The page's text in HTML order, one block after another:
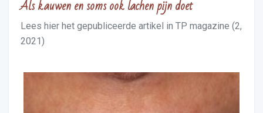
Als kauwen en soms ook lachen pijn doet
Lees hier het gepubliceerde artikel in TP magazine (2,
2021)